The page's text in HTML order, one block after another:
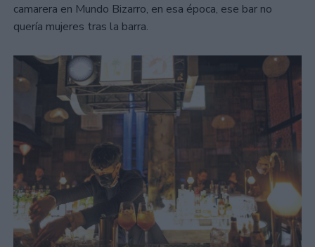
camarera en Mundo Bizarro, en esa época, ese bar no
quería mujeres tras la barra.